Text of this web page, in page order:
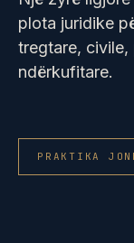
plota juridike
tregtare, civile,
ndërkufitare.
PRAKTIKA